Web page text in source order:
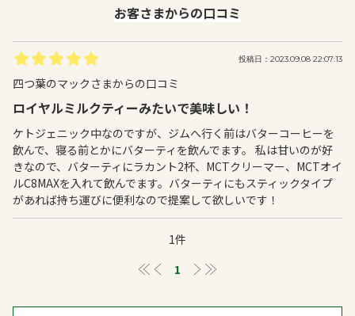
お客さまからの口コミ
投稿日：2023.09.08 22:07:13
四つ葉のマックさまからの口コミ
ロイヤルミルクティーみたいで美味しい！
ケトジェニック中なのですが、ジムへ行く前はバターコーヒーを
飲んで、寝る前とかにバターティを飲んでます。 私は甘いのが好
きなので、バターティにラカント2杯、MCTクリーマー、MCTオイ
ルC8MAXを入れて飲んでます。バターティにもスティックタイプ
があれば持ち運びに便利なので提案して欲しいです！
1件
≪
1 ＞